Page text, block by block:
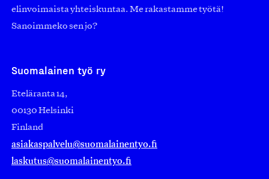
elinvoimaista yhteiskuntaa. Me rakastamme työtä!
Sanoimmeko sen jo?
Suomalainen työ ry
Eteläranta 14,
00130 Helsinki
Finland
asiakaspalvelu@suomalainentyo.fi
laskutus@suomalainentyo.fi